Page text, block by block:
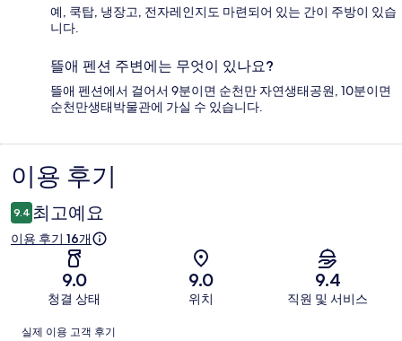
예, 쿡탑, 냉장고, 전자레인지도 마련되어 있는 간이 주방이 있습
니다.
뜰애 펜션 주변에는 무엇이 있나요?
뜰애 펜션에서 걸어서 9분이면 순천만 자연생태공원, 10분이면
순천만생태박물관에 가실 수 있습니다.
이
용
후
이용 후기
9.4 최고예요
이용 후기 16개
9.0
청결 상태
9.0
위치
9.4
직원 및 서비스
이
실제 이용 고객 후기